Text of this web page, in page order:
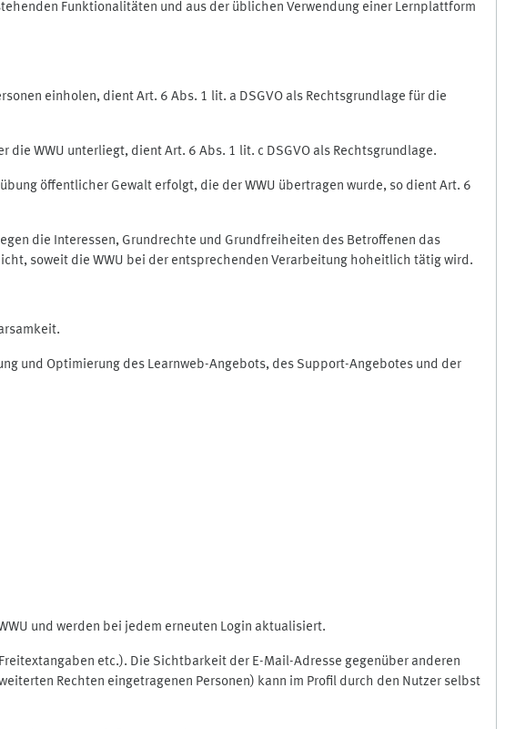
Funktionalitäten und aus der üblichen Verwendung einer Lernplattform
einholen, dient Art. 6 Abs. 1 lit. a DSGVO als Rechtsgrundlage für die
WWU unterliegt, dient Art. 6 Abs. 1 lit. c DSGVO als Rechtsgrundlage.
öffentlicher Gewalt erfolgt, die der WWU übertragen wurde, so dient Art. 6
die Interessen, Grundrechte und Grundfreiheiten des Betroffenen das
soweit die WWU bei der entsprechenden Verarbeitung hoheitlich tätig wird.
und Optimierung des Learnweb-Angebots, des Support-Angebotes und der
und werden bei jedem erneuten Login aktualisiert.
etc.). Die Sichtbarkeit der E-Mail-Adresse gegenüber anderen
Rechten eingetragenen Personen) kann im Profil durch den Nutzer selbst